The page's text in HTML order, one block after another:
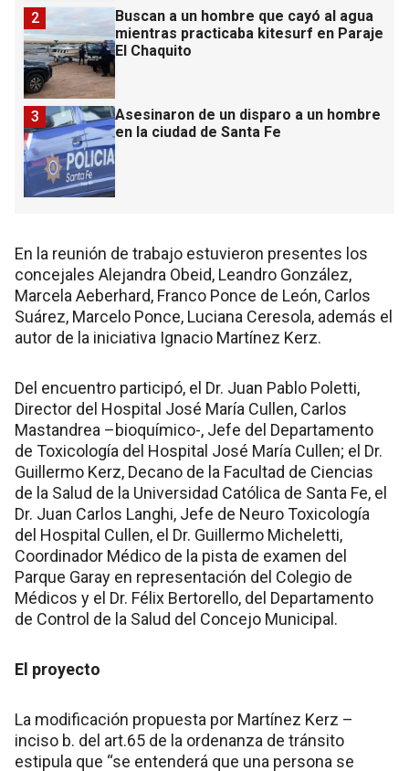
Buscan a un hombre que cayó al agua
mientras practicaba kitesurf en Paraje
El Chaquito
2
Asesinaron de un disparo a un hombre
en la ciudad de Santa Fe
3
En la reunión de trabajo estuvieron presentes los
concejales Alejandra Obeid, Leandro González,
Marcela Aeberhard, Franco Ponce de León, Carlos
Suárez, Marcelo Ponce, Luciana Ceresola, además el
autor de la iniciativa Ignacio Martínez Kerz.
Del encuentro participó, el Dr. Juan Pablo Poletti,
Director del Hospital José María Cullen, Carlos
Mastandrea –bioquímico-, Jefe del Departamento
de Toxicología del Hospital José María Cullen; el Dr.
Guillermo Kerz, Decano de la Facultad de Ciencias
de la Salud de la Universidad Católica de Santa Fe, el
Dr. Juan Carlos Langhi, Jefe de Neuro Toxicología
del Hospital Cullen, el Dr. Guillermo Micheletti,
Coordinador Médico de la pista de examen del
Parque Garay en representación del Colegio de
Médicos y el Dr. Félix Bertorello, del Departamento
de Control de la Salud del Concejo Municipal.
El proyecto
La modificación propuesta por Martínez Kerz –
inciso b. del art.65 de la ordenanza de tránsito
estipula que “se entenderá que una persona se